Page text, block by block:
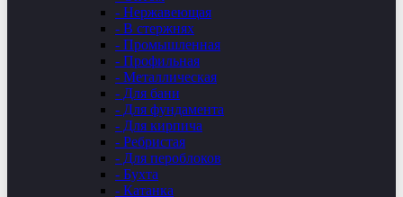
- Нержавеющая
- В стержнях
- Промышленная
- Профильная
- Металлическая
- Для бани
- Для фундамента
- Для кирпича
- Ребристая
- Для пероблоков
- Бухта
- Катанка